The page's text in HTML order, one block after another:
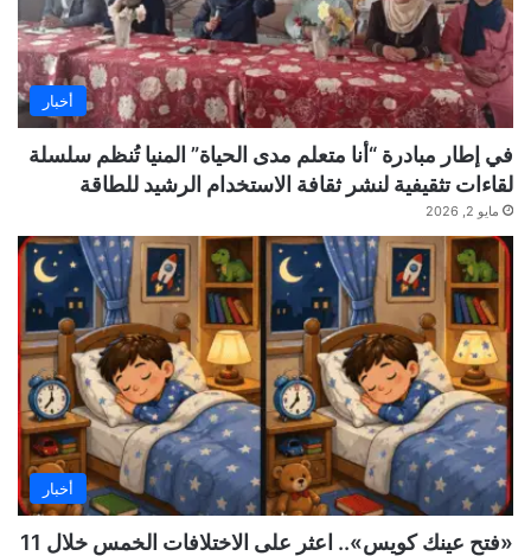
أخبار
في إطار مبادرة “أنا متعلم مدى الحياة” المنيا تُنظم سلسلة
لقاءات تثقيفية لنشر ثقافة الاستخدام الرشيد للطاقة
مايو 2, 2026
أخبار
«فتح عينك كويس».. اعثر على الاختلافات الخمس خلال 11